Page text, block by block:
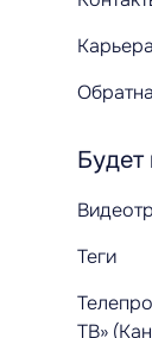
Карьера
Будет
Теги
ТВ»